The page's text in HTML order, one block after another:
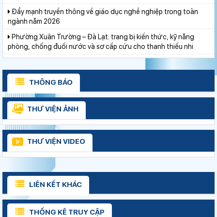
ngành năm 2026
Phường Xuân Trường – Đà Lạt: trang bị kiến thức, kỹ năng
phòng, chống đuối nước và sơ cấp cứu cho thanh thiếu nhi
Lâm Đồng tạo nền tảng đột phá phát triển giáo dục và đào tạo
điều kiện cho năm học mới
Huy động gần 470 triệu đồng từ phong trào “Trường giúp
trường”
Thí sinh đạt 28,5 điểm xét tuyển nhưng ôm mẹ khóc vì lý do
này...
môn Karate
nguồn”
“Ngôi nhà nhân ái” chắp cánh ước mơ đến trường
Gieo mầm hiếu học nơi vùng xa
THÔNG BÁO
THƯ VIỆN ẢNH
THƯ VIỆN VIDEO
LIÊN KẾT KHÁC
THỐNG KÊ TRUY CẬP